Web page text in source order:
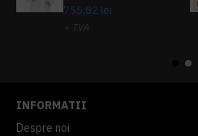
755,82 lei
+ TVA
INFORMATII
Despre noi